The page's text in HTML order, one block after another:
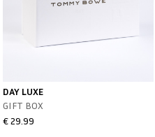
DAY LUXE
GIFT BOX
€ 29.99